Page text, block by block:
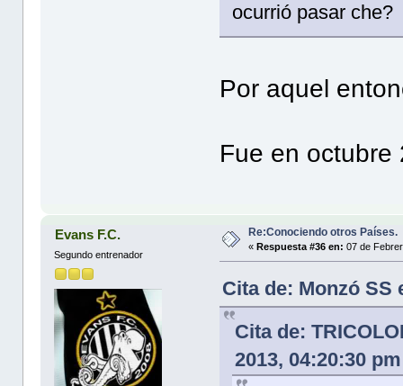
ocurrió pasar che?
Por aquel
Fue en octubre
Evans F.C.
Segundo entrenador
Re:Conociendo otros Países.
« Respuesta #36 en: 07 de
Cita de: Monzó SS
Cita de:
2013, 04:20:30 pm